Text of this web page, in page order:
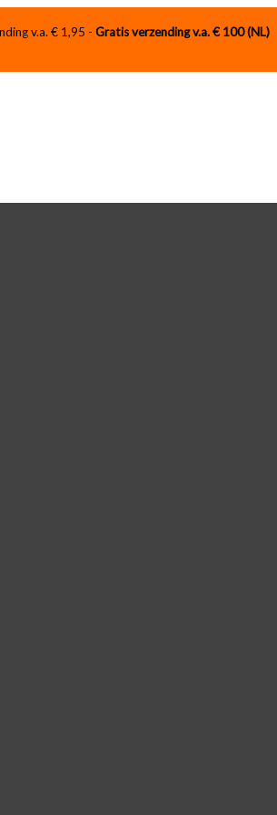
v.a. € 1,95 - Gratis verzending v.a. € 100 (NL)